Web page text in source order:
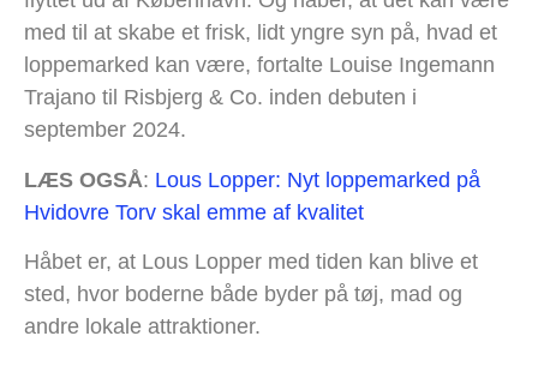
med til at skabe et frisk, lidt yngre syn på, hvad et
loppemarked kan være, fortalte Louise Ingemann
Trajano til Risbjerg & Co. inden debuten i
september 2024.
LÆS OGSÅ: Lous Lopper: Nyt loppemarked på
Hvidovre Torv skal emme af kvalitet
Håbet er, at Lous Lopper med tiden kan blive et
sted, hvor boderne både byder på tøj, mad og
andre lokale attraktioner.